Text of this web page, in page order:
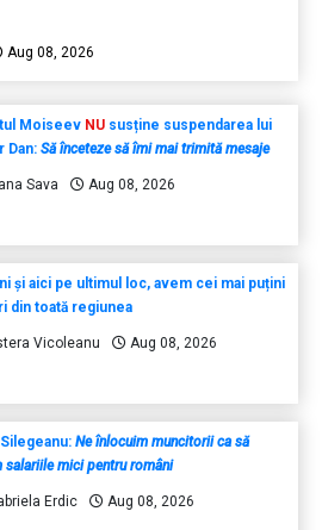
Aug 08, 2026
Moiseev NU susține suspendarea lui
Dan: Să înceteze să îmi mai trimită mesaje
Sava Aug 08, 2026
și aici pe ultimul loc, avem cei mai puțini
din toată regiunea
Vicoleanu Aug 08, 2026
Ne înlocuim muncitorii ca să
salariile mici pentru români
Erdic Aug 08, 2026